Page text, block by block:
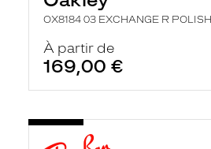
OX8184 03 EXCHANGE R POLISH
À partir de
169,00 €